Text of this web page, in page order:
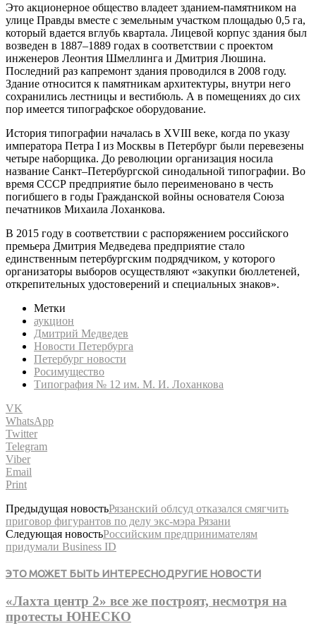
Это акционерное общество владеет зданием-памятником на
улице Правды вместе с земельным участком площадью 0,5 га,
который вдается вглубь квартала. Лицевой корпус здания был
возведен в 1887–1889 годах в соответствии с проектом
инженеров Леонтия Шмеллинга и Дмитрия Люшина.
Последний раз капремонт здания проводился в 2008 году.
Здание относится к памятникам архитектуры, внутри него
сохранились лестницы и вестибюль. А в помещениях до сих
пор имеется типографское оборудование.
История типографии началась в XVIII веке, когда по указу
императора Петра I из Москвы в Петербург были перевезены
четыре наборщика. До революции организация носила
название Санкт–Петербургской синодальной типографии. Во
время СССР предприятие было переименовано в честь
погибшего в годы Гражданской войны основателя Союза
печатников Михаила Лоханкова.
В 2015 году в соответствии с распоряжением российского
премьера Дмитрия Медведева предприятие стало
единственным петербургским подрядчиком, у которого
организаторы выборов осуществляют «закупки бюллетеней,
открепительных удостоверений и специальных знаков».
Метки
аукцион
Дмитрий Медведев
Новости Петербурга
Петербург новости
Росимущество
Типография № 12 им. М. И. Лоханкова
VK
WhatsApp
Twitter
Telegram
Viber
Email
Print
Предыдущая новостьРязанский облсуд отказался смягчить
приговор фигурантов по делу экс-мэра Рязани
Следующая новостьРоссийским предпринимателям
придумали Business ID
ЭТО МОЖЕТ БЫТЬ ИНТЕРЕСНОДРУГИЕ НОВОСТИ
«Лахта центр 2» все же построят, несмотря на
протесты ЮНЕСКО